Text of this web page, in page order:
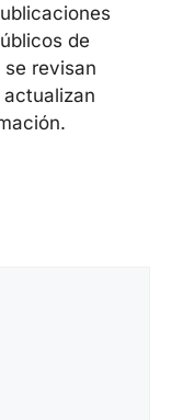
de
revisan